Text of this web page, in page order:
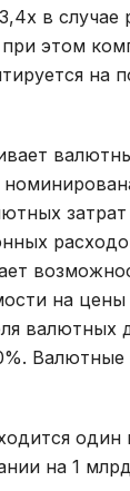
в случае
этом
на
на
валютных
один
на 1